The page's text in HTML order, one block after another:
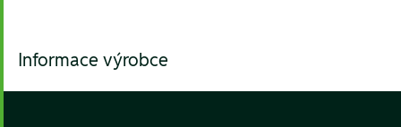
Informace výrobce